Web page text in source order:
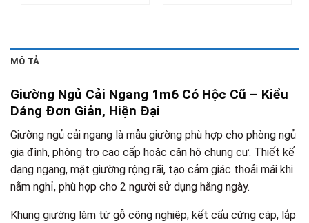
MÔ TẢ
Giường Ngủ Cải Ngang 1m6 Có Hộc Cũ – Kiểu
Dáng Đơn Giản, Hiện Đại
Giường ngủ cải ngang là mẫu giường phù hợp cho phòng ngủ
gia đình, phòng trọ cao cấp hoặc căn hộ chung cư. Thiết kế
dạng ngang, mặt giường rộng rãi, tạo cảm giác thoải mái khi
nằm nghỉ, phù hợp cho 2 người sử dụng hằng ngày.
Khung giường làm từ gỗ công nghiệp, kết cấu cứng cáp, lắp